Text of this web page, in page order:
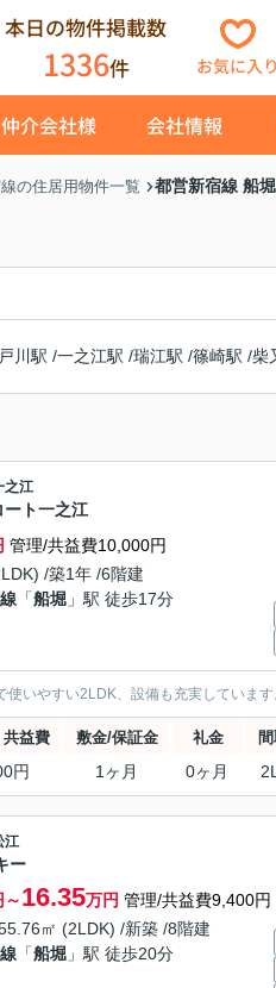
本日の物件掲載数
1336件 お気に入り
仲介会社様 会社情報
の住居用物件一覧 都営新宿線 船
川駅 /一之江駅 /瑞江駅 /篠崎駅 /柴
之江
ート一之江
管理/共益費10,000円
/築1年 /6階建
「船堀 」駅 徒歩17分
いやすい2LDK、設備も充実しています
益費 敷金/保証金 礼金
円 1ヶ月 0ヶ月
江
ー
～16.35万円 管理/共益費9,400円
㎡ (2LDK) /新築 /8階建
「船堀 」駅 徒歩20分